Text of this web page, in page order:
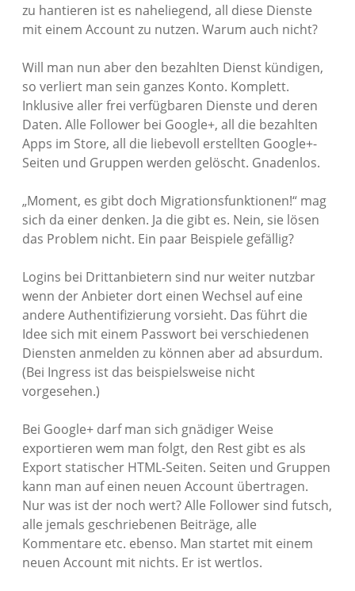
zu hantieren ist es naheliegend, all diese Dienste
mit einem Account zu nutzen. Warum auch nicht?
Will man nun aber den bezahlten Dienst kündigen,
so verliert man sein ganzes Konto. Komplett.
Inklusive aller frei verfügbaren Dienste und deren
Daten. Alle Follower bei Google+, all die bezahlten
Apps im Store, all die liebevoll erstellten Google+-
Seiten und Gruppen werden gelöscht. Gnadenlos.
„Moment, es gibt doch Migrationsfunktionen!“ mag
sich da einer denken. Ja die gibt es. Nein, sie lösen
das Problem nicht. Ein paar Beispiele gefällig?
Logins bei Drittanbietern sind nur weiter nutzbar
wenn der Anbieter dort einen Wechsel auf eine
andere Authentifizierung vorsieht. Das führt die
Idee sich mit einem Passwort bei verschiedenen
Diensten anmelden zu können aber ad absurdum.
(Bei Ingress ist das beispielsweise nicht
vorgesehen.)
Bei Google+ darf man sich gnädiger Weise
exportieren wem man folgt, den Rest gibt es als
Export statischer HTML-Seiten. Seiten und Gruppen
kann man auf einen neuen Account übertragen.
Nur was ist der noch wert? Alle Follower sind futsch,
alle jemals geschriebenen Beiträge, alle
Kommentare etc. ebenso. Man startet mit einem
neuen Account mit nichts. Er ist wertlos.